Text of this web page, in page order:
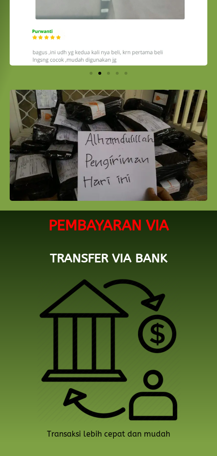
PEMBAYARAN VIA
TRANSFER VIA BANK
Transaksi lebih cepat dan mudah